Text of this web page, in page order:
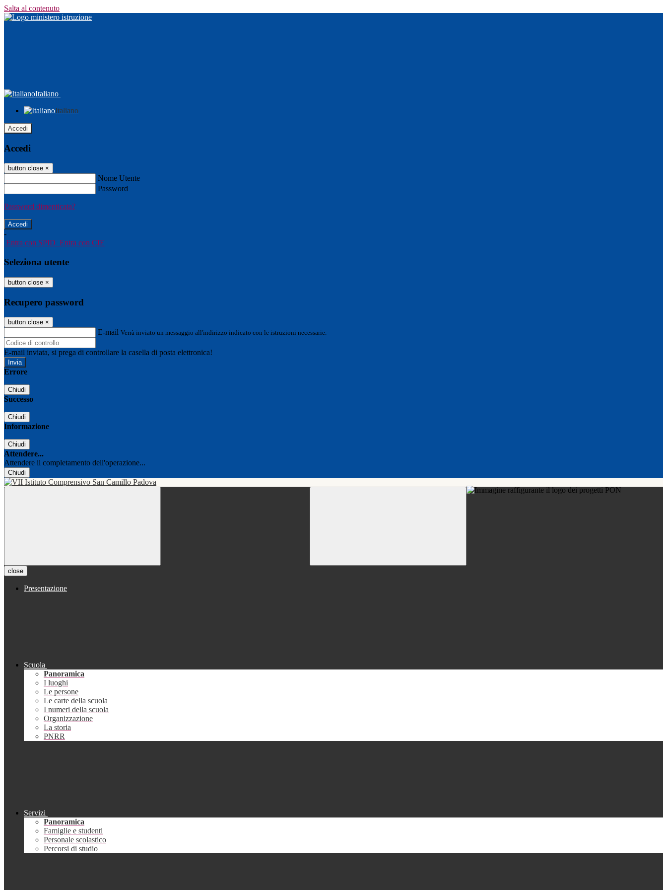
Salta al contenuto
Italiano
Italiano
Accedi
Accedi
button close ×
Nome Utente
Password
Password dimenticata?
-
Entra con SPID Entra con CIE
Seleziona utente
button close ×
Recupero password
button close ×
E-mail Verrà inviato un messaggio all'indirizzo indicato con le istruzioni necessarie.
E-mail inviata, si prega di controllare la casella di posta elettronica!
Errore
Chiudi
Successo
Chiudi
Informazione
Chiudi
Attendere...
Attendere il completamento dell'operazione...
Chiudi
close
Presentazione
Scuola
Panoramica
I luoghi
Le persone
Le carte della scuola
I numeri della scuola
Organizzazione
La storia
PNRR
Servizi
Panoramica
Famiglie e studenti
Personale scolastico
Percorsi di studio